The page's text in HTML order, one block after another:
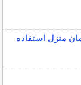
منزل استفاده